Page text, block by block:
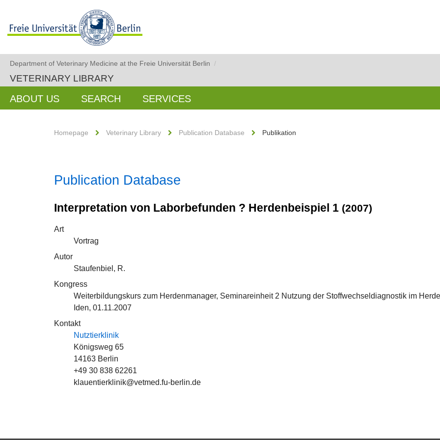
Department of Veterinary Medicine at the Freie Universität Berlin /
VETERINARY LIBRARY
ABOUT US SEARCH SERVICES
Homepage Veterinary Library Publication Database Publikation
Publication Database
Interpretation von Laborbefunden ? Herdenbeispiel 1 (2007)
Art
Vortrag
Autor
Staufenbiel, R.
Kongress
Weiterbildungskurs zum Herdenmanager, Seminareinheit 2 Nutzung der Stoffwechseldiagnostik im
Iden, 01.11.2007
Kontakt
Nutztierklinik
Königsweg 65
14163 Berlin
+49 30 838 62261
klauentierklinik@vetmed.fu-berlin.de